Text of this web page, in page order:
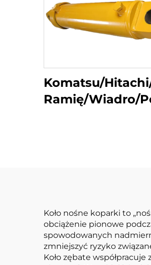
Komatsu/
Ramię/Wiadro/
Koło nośne koparki to
obciążenie pionowe
spowodowanych
zmniejszyć ryzyko
Koło zębate